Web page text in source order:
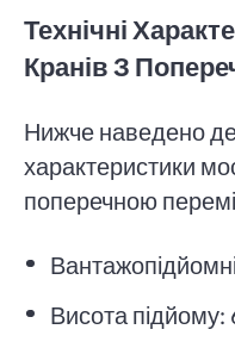
Технічні
Кранів З
Нижче наведено
характеристики
поперечною
Висота